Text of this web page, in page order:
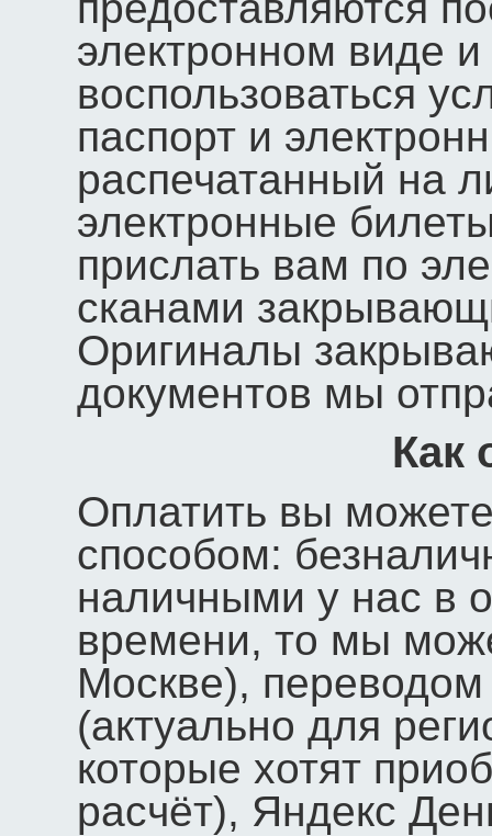
электронном виде
воспользоваться
паспорт и
распечатанный на
электронные
прислать вам по
сканами
Оригиналы
документов мы
Как
Оплатить вы
способом:
наличными у нас в
времени, то мы
Москве), переводом
(актуально для
которые хотят
расчёт), Яндекс